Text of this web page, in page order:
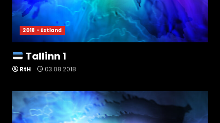
2018 - Estland
Tallinn 1
RtH 03.08.2018